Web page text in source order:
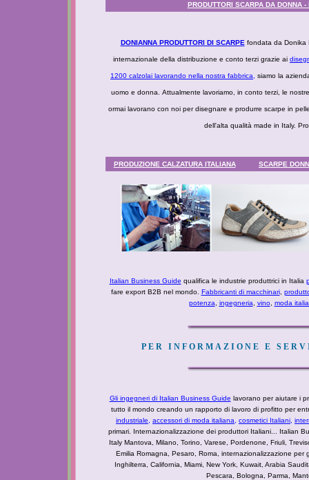
PRODUTTORI SCARPA DA DONNA
DONIANNA PRODUTTORI DI SCARPE fondata da Donika
internazionale della distribuzione e conto terzi grazie ai
1200 calzolai lavorando nella nostra fabbrica, siamo la
uomo e donna. Attualmente lavoriamo, in conto terzi, le
ormai lavorano con noi per disegnare e produrre scarpe in
dell'alta qualità made in Italy.
PRODUZIONE CALZATURA ITALIANA SCARPE
Italian Business Guide qualifica le industrie produttrici in Italia
fare export B2B nel mondo. Fabbricanti di macchinari,
potenza
ingegneria vino, moda
PER INFORMAZIONE E
Gli ingegneri di Italian Business Guide lavorano per aiutare i
tutto il mondo creando un rapporto di lavoro di profitto per
industriale
accessori di moda italiana, cosmetici Italiani,
primari. Internazionalizzazione dei produttori Italiani... Italian
Italy Mantova, Milano, Torino, Varese, Pordenone, Friuli,
Emilia Romagna, Pesaro, Roma, internazionalizzazione
Inghilterra, California, Miami, New York, Kuwait, Arabia
Pescara, Bologna, Parma,